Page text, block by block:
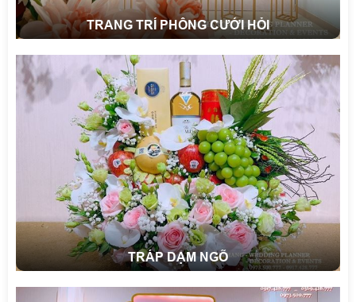
TRANG TRÍ PHÔNG CƯỚI HỎI
TRÁP DẠM NGÕ